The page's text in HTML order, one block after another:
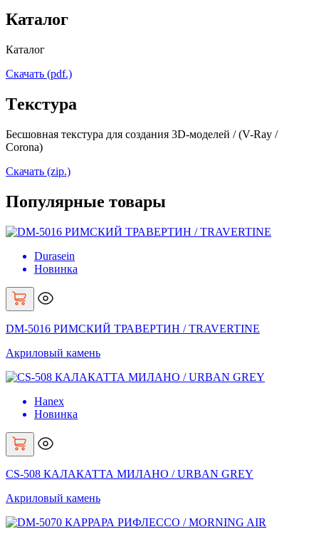
Каталог
Каталог
Скачать (pdf.)
Tекстура
Бесшовная текстура для создания 3D-моделей / (V-Ray /
Corona)
Скачать (zip.)
Популярные товары
Durasein
Новинка
DM-5016 РИМСКИЙ ТРАВЕРТИН / TRAVERTINE
Акриловый камень
Hanex
Новинка
CS-508 КАЛАКАТТА МИЛАНО / URBAN GREY
Акриловый камень